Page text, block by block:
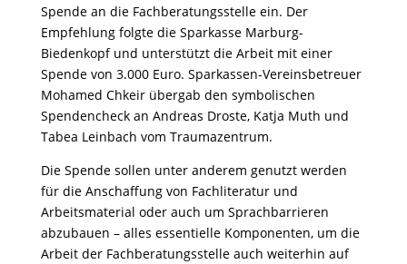
Spende an die Fachberatungsstelle ein. Der
Empfehlung folgte die Sparkasse Marburg-
Biedenkopf und unterstützt die Arbeit mit einer
Spende von 3.000 Euro. Sparkassen-Vereinsbetreuer
Mohamed Chkeir übergab den symbolischen
Spendencheck an Andreas Droste, Katja Muth und
Tabea Leinbach vom Traumazentrum.
Die Spende sollen unter anderem genutzt werden
für die Anschaffung von Fachliteratur und
Arbeitsmaterial oder auch um Sprachbarrieren
abzubauen – alles essentielle Komponenten, um die
Arbeit der Fachberatungsstelle auch weiterhin auf